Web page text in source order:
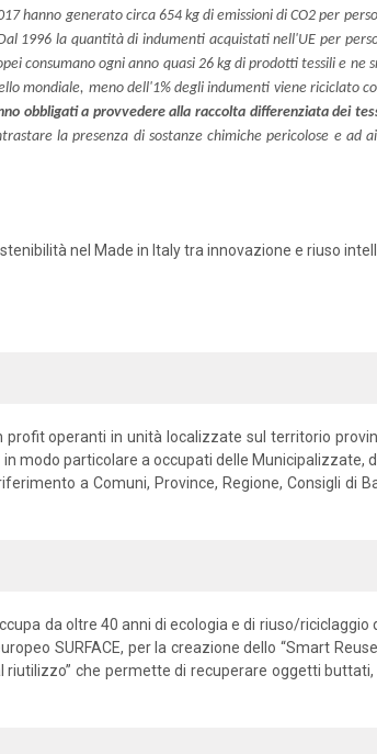
hanno generato circa 654 kg di emissioni di CO2 per
1996 la quantità di indumenti acquistati nell'UE per
consumano ogni anno quasi 26 kg di prodotti tessili e ne
mondiale, meno dell'1% degli indumenti viene riciclato
obbligati a provvedere alla raccolta differenziata dei
la presenza di sostanze chimiche pericolose e ad
nel Made in Italy tra innovazione e riuso
operanti in unità localizzate sul territorio
modo particolare a occupati delle Municipalizzate,
a Comuni, Province, Regione, Consigli di
da oltre 40 anni di ecologia e di riuso/
SURFACE, per la creazione dello “Smart
che permette di recuperare oggetti